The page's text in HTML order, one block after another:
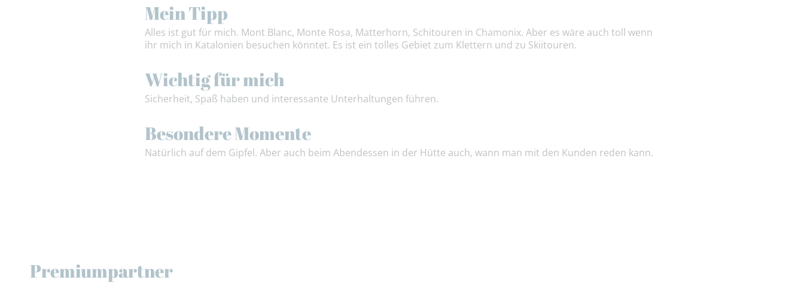
Mein Tipp
Alles ist gut für mich. Mont Blanc, Monte Rosa, Matterhorn, Schitouren in Chamonix. Aber es wäre auch toll wenn
ihr mich in Katalonien besuchen könntet. Es ist ein tolles Gebiet zum Klettern und zu Skiitouren.
Wichtig für mich
Sicherheit, Spaß haben und interessante Unterhaltungen führen.
Besondere Momente
Natürlich auf dem Gipfel. Aber auch beim Abendessen in der Hütte auch, wann man mit den Kunden reden kann.
Premiumpartner